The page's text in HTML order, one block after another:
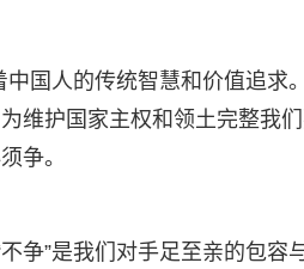
中国人的传统智慧和价值追求
维护国家主权和领土完整我
争。
争”是我们对手足至亲的包